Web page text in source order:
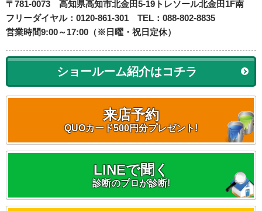
〒781-0073 高知県高知市北金田5-19 トレソール北金田1F南
フリーダイヤル：0120-861-301 TEL：088-802-8835
営業時間9:00～17:00（※日曜・祝日定休）
ショールーム紹介はコチラ
来店予約
QUOカード500円分プレゼント!
LINEで聞く
診断のプロが診断!